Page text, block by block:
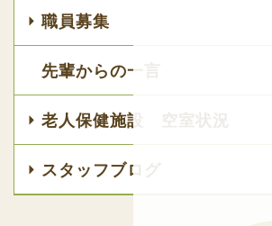
職員募集
先輩からの一言
老人保健施設 空室状況
スタッフブログ